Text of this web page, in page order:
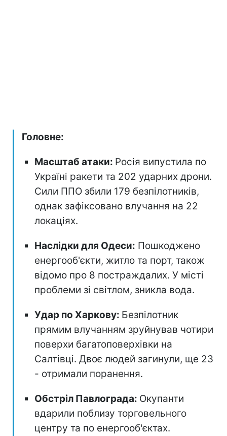
Головне:
Масштаб атаки: Росія випустила по
Україні ракети та 202 ударних дрони.
Сили ППО збили 179 безпілотників,
однак зафіксовано влучання на 22
локаціях.
Наслідки для Одеси: Пошкоджено
енергооб'єкти, житло та порт, також
відомо про 8 постраждалих. У місті
проблеми зі світлом, зникла вода.
Удар по Харкову: Безпілотник
прямим влучанням зруйнував чотири
поверхи багатоповерхівки на
Салтівці. Двоє людей загинули, ще 23
- отримали поранення.
Обстріл Павлограда: Окупанти
вдарили поблизу торговельного
центру та по енергооб'єктах.